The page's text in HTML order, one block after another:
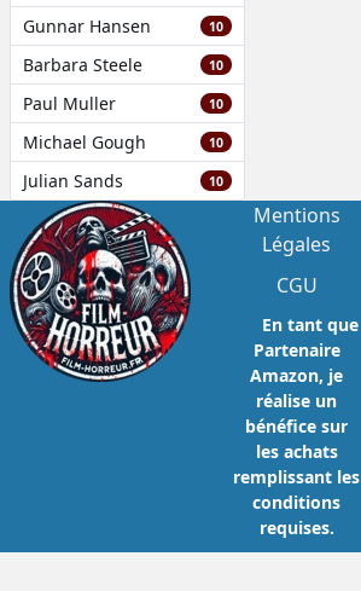
Gunnar Hansen 10
Barbara Steele 10
Paul Muller 10
Michael Gough 10
Julian Sands 10
Mentions
Légales
CGU
En tant que
Partenaire
Amazon, je
réalise un
bénéfice sur
les achats
remplissant les
conditions
requises.